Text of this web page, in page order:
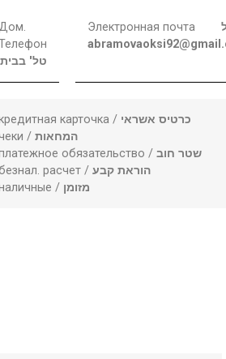
טל' בבית
Электронная почта
карточка / כרטיס אשראי
/המחאות
обязательство /שטר חוב
расчет /הוראת קבע
/ מזומן